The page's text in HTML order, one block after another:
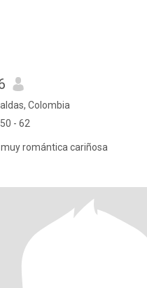
Colombia
- 62
romántica cariñosa